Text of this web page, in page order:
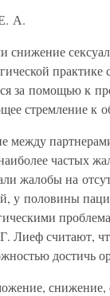
А.
снижение
за помощью к
стремление к
между
частых
жалобы на
у половины
Лиеф считают,
достичь
снижение,